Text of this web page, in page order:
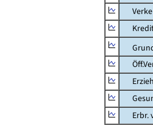
Erbr.